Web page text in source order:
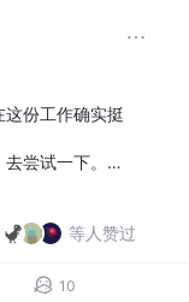
份工作确实挺
去尝试一下。…
等人赞过
10